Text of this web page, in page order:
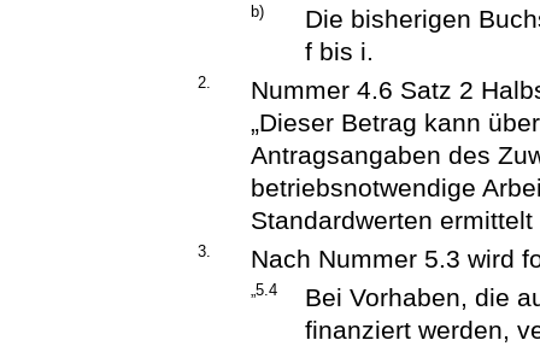
b)
Die bisherigen
f bis i.
2.
Nummer 4.6 Satz 2
„Dieser Betrag kann
Antragsangaben des
betriebsnotwendige
Standardwerten
3. Nach Nummer 5.3 wird
„5.4
Bei Vorhaben, die
finanziert werden,